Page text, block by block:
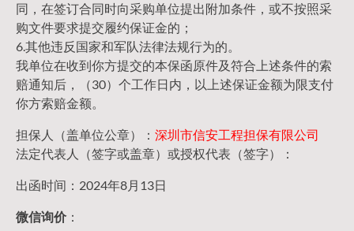
同，在签订合同时向采购单位提出附加条件，或不按照采
购文件要求提交履约保证金的；
6.其他违反国家和军队法律法规行为的。
我单位在收到你方提交的本保函原件及符合上述条件的索
赔通知后，（30）个工作日内，以上述保证金额为限支付
你方索赔金额。
担保人（盖单位公章）： 深圳市信安工程担保有限公司
法定代表人（签字或盖章）或授权代表（签字）：
出函时间：2024年8月13日
微信询价：